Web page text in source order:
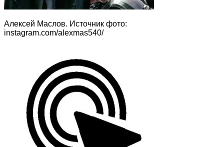
Алексей Маслов. Источник фото:
instagram.com/alexmas540/